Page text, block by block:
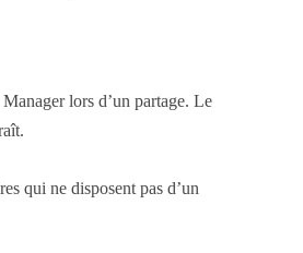
lors d’un partage. Le
qui ne disposent pas d’un